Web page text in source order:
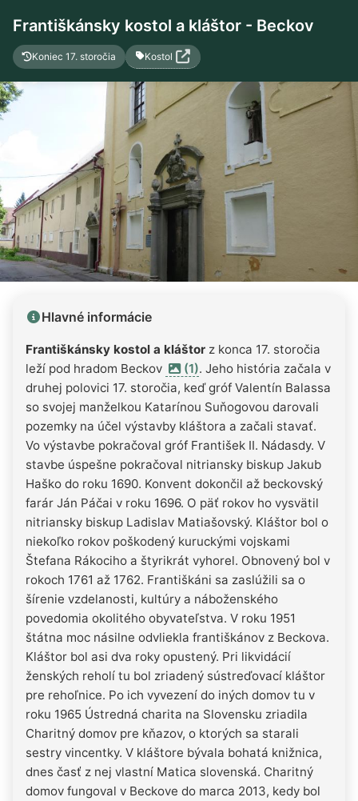
Františkánsky kostol a kláštor - Beckov
Koniec 17. storočia Kostol
Hlavné informácie
Františkánsky kostol a kláštor z konca 17. storočia
leží pod hradom Beckov
(1). Jeho história začala v
druhej polovici 17. storočia, keď gróf Valentín Balassa
so svojej manželkou Katarínou Suňogovou darovali
pozemky na účel výstavby kláštora a začali stavať.
Vo výstavbe pokračoval gróf František II. Nádasdy. V
stavbe úspešne pokračoval nitriansky biskup Jakub
Haško do roku 1690. Konvent dokončil až beckovský
farár Ján Páčai v roku 1696. O päť rokov ho vysvätil
nitriansky biskup Ladislav Matiašovský. Kláštor bol o
niekoľko rokov poškodený kuruckými vojskami
Štefana Rákociho a štyrikrát vyhorel. Obnovený bol v
rokoch 1761 až 1762. Františkáni sa zaslúžili sa o
šírenie vzdelanosti, kultúry a náboženského
povedomia okolitého obyvateľstva. V roku 1951
štátna moc násilne odvliekla františkánov z Beckova.
Kláštor bol asi dva roky opustený. Pri likvidácií
ženských reholí tu bol zriadený sústreďovací kláštor
pre rehoľnice. Po ich vyvezení do iných domov tu v
roku 1965 Ústredná charita na Slovensku zriadila
Charitný domov pre kňazov, o ktorých sa starali
sestry vincentky. V kláštore bývala bohatá knižnica,
dnes časť z nej vlastní Matica slovenská. Charitný
domov fungoval v Beckove do marca 2013, kedy bol